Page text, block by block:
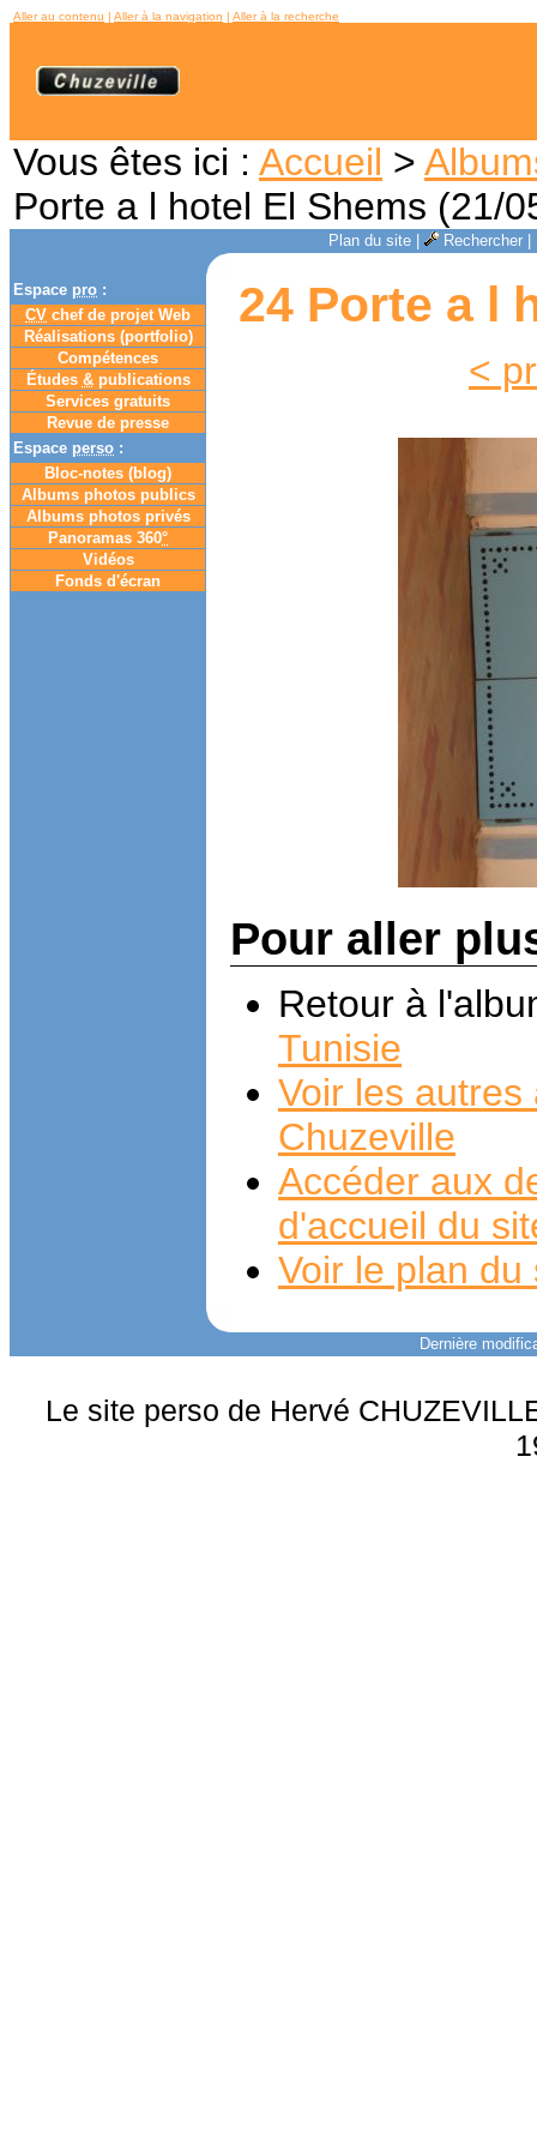
Aller au contenu | Aller à la navigation | Aller à la recherche
Vous êtes ici : Accueil >
Porte a l hotel El Shems (21/
Plan du site| Rechercher|
Espace pro :
CV chef de projet Web
Réalisations (portfolio)
Compétences
Études &publications
Services gratuits
Revue de presse
Espace perso :
Bloc-notes (blog)
Albums photos publics
Albums photos privés
Panoramas 360°
Vidéos
Fonds d'écran
24 Porte a l
<
Pour aller
Retour à
Tunisie
Voir les
Chuzeville
Accéder aux
d'accueil du
Voir le plan du
Dernière
Le site perso de Hervé